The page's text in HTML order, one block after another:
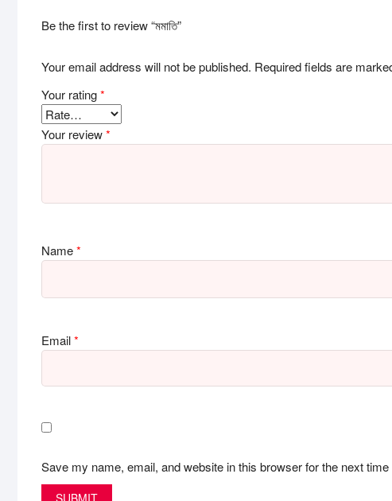
Be the first to review “মমাতি”
Your email address will not be published. Required fields are
Your rating*
Your review*
Name*
Email*
Save my name, email, and website in this browser for the next